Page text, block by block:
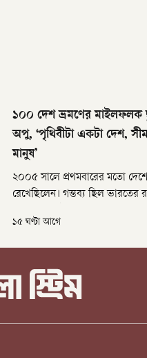
১০০ দেশ ভ্রমণের মাইলফলক
অপু, ‘পৃথিবীটা একটা দেশ,
মানুষ’
২০০৫ সালে প্রথমবারের মতো
রেখেছিলেন। গন্তব্য ছিল ভারতের
দশক পর এসে পৌঁছেছে ১০০ দেশ
তানভীর অপু।
১৫ ঘণ্টা আগে